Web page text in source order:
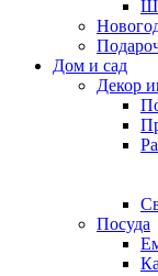
Дом и сад
Декор
Посуда